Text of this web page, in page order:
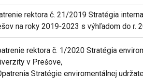
rektora č. 21/2019 Stratégia
na roky 2019-2023 s výhľadom do r.
rektora č. 1/2020 Stratégia
v Prešove,
Stratégie enviromentálnej